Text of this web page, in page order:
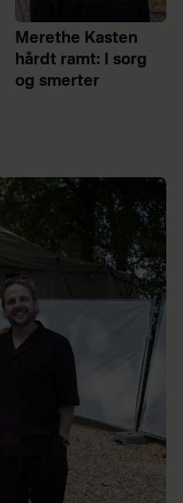
Merethe Kasten
hårdt ramt: I sorg
og smerter